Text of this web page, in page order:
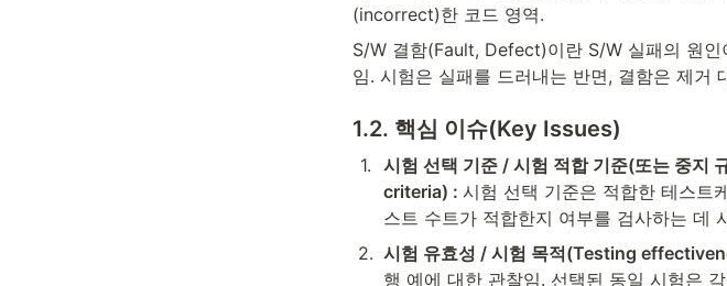
(incorrect)한 코드 영역.
S/W 결함(Fault, Defect)이란 S/W 실패의 원
임. 시험은 실패를 드러내는 반면, 결함은 제거
1.2. 핵심 이슈(Key Issues)
1. 시험 선택 기준 / 시험 적합 기준(또는 중
criteria) : 시험 선택 기준은 적합한 테스트
스트 수트가 적합한지 여부를 검사하는 데
2. 시험 유효성 / 시험 목적(Testing
행 예에 대한 관찰임. 선택된 동일 시험은